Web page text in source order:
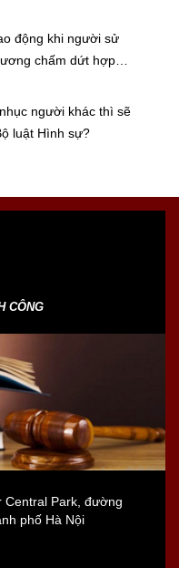
động khi người sử
chấm dứt hợp
người khác thì sẽ
luật Hình sự?
CÔNG
Central Park, đường
phố Hà Nội